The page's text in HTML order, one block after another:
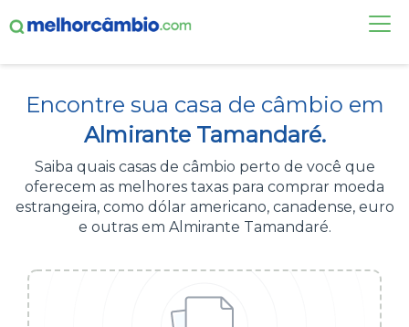
CASAS DE CÂMBIO
DÓLAR HOJE
ALERTA DE CÂMBIO
Acesse sua conta:
Encontre sua casa de câmbio em
Almirante Tamandaré.
Saiba quais casas de câmbio perto de você que
oferecem as melhores taxas para comprar moeda
estrangeira, como dólar americano, canadense, euro
e outras em Almirante Tamandaré.